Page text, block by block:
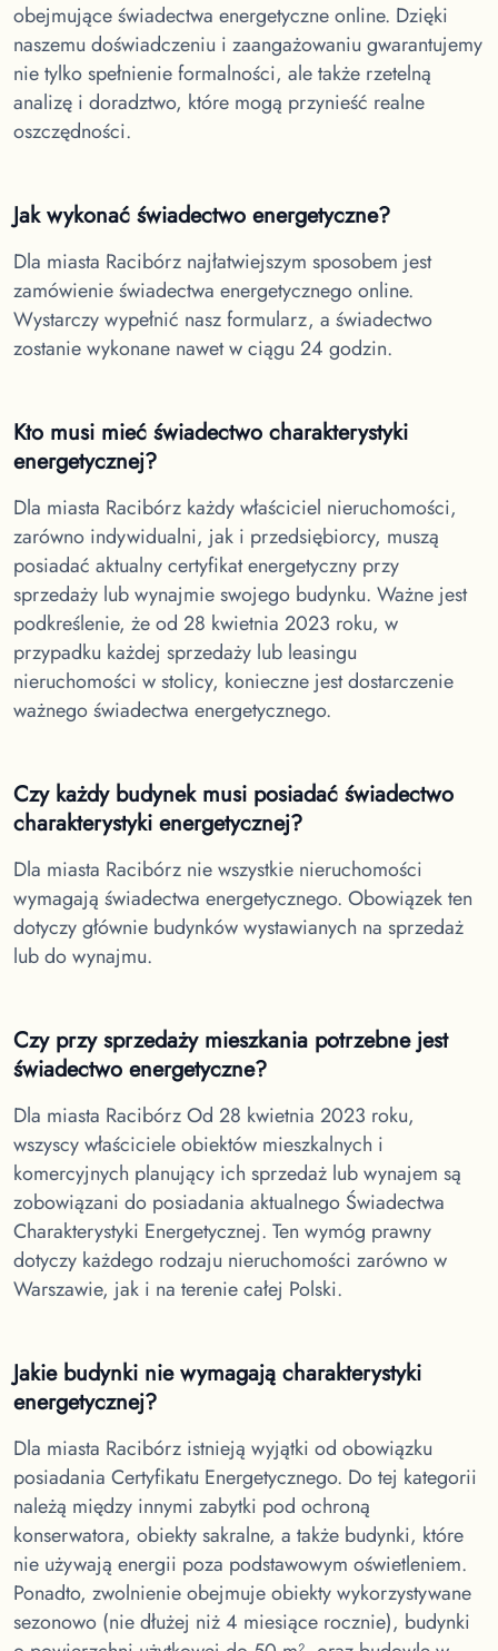
obejmujące świadectwa energetyczne online. Dzięki
naszemu doświadczeniu i zaangażowaniu gwarantujemy
nie tylko spełnienie formalności, ale także rzetelną
analizę i doradztwo, które mogą przynieść realne
oszczędności.
Jak wykonać świadectwo energetyczne?
Dla miasta Racibórz najłatwiejszym sposobem jest
zamówienie świadectwa energetycznego online.
Wystarczy wypełnić nasz formularz, a świadectwo
zostanie wykonane nawet w ciągu 24 godzin.
Kto musi mieć świadectwo charakterystyki
energetycznej?
Dla miasta Racibórz każdy właściciel nieruchomości,
zarówno indywidualni, jak i przedsiębiorcy, muszą
posiadać aktualny certyfikat energetyczny przy
sprzedaży lub wynajmie swojego budynku. Ważne jest
podkreślenie, że od 28 kwietnia 2023 roku, w
przypadku każdej sprzedaży lub leasingu
nieruchomości w stolicy, konieczne jest dostarczenie
ważnego świadectwa energetycznego.
Czy każdy budynek musi posiadać świadectwo
charakterystyki energetycznej?
Dla miasta Racibórz nie wszystkie nieruchomości
wymagają świadectwa energetycznego. Obowiązek ten
dotyczy głównie budynków wystawianych na sprzedaż
lub do wynajmu.
Czy przy sprzedaży mieszkania potrzebne jest
świadectwo energetyczne?
Dla miasta RacibórzOd 28 kwietnia 2023 roku,
wszyscy właściciele obiektów mieszkalnych i
komercyjnych planujący ich sprzedaż lub wynajem są
zobowiązani do posiadania aktualnego Świadectwa
Charakterystyki Energetycznej. Ten wymóg prawny
dotyczy każdego rodzaju nieruchomości zarówno w
Warszawie, jak i na terenie całej Polski.
Jakie budynki nie wymagają charakterystyki
energetycznej?
Dla miasta Racibórz istnieją wyjątki od obowiązku
posiadania Certyfikatu Energetycznego. Do tej kategorii
należą między innymi zabytki pod ochroną
konserwatora, obiekty sakralne, a także budynki, które
nie używają energii poza podstawowym oświetleniem.
Ponadto, zwolnienie obejmuje obiekty wykorzystywane
sezonowo (nie dłużej niż 4 miesiące rocznie), budynki